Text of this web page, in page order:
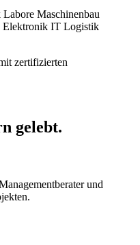
Labore Maschinenbau
Elektronik IT Logistik
zertifizierten
gelebt.
und